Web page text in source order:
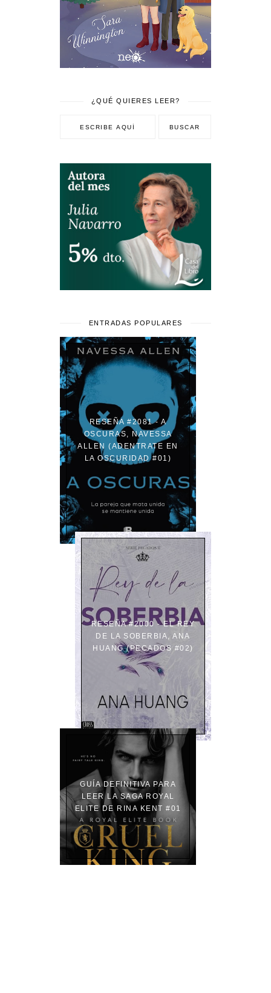
¿QUÉ QUIERES LEER?
ENTRADAS POPULARES
RESEÑA #2081 - A
OSCURAS, NAVESSA
ALLEN (ADENTRATE EN
LA OSCURIDAD #01)
RESEÑA #2000 - EL REY
DE LA SOBERBIA, ANA
HUANG (PECADOS #02)
GUÍA DEFINITIVA PARA
LEER LA SAGA ROYAL
ELITE DE RINA KENT #01